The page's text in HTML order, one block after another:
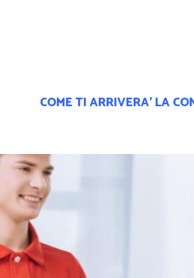
COME TI ARRIVERA’ LA